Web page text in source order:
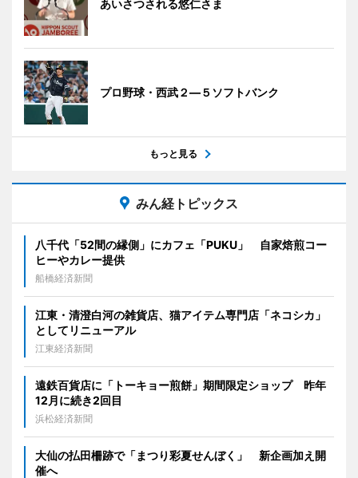
あいさつされる悠仁さま
プロ野球・西武２―５ソフトバンク
もっと見る
みん経トピックス
八千代「52間の縁側」にカフェ「PUKU」 自家焙煎コー
ヒーやカレー提供
船橋経済新聞
江東・清澄白河の雑貨店、猫アイテム専門店「ネコシカ」
としてリニューアル
江東経済新聞
遠鉄百貨店に「トーキョー煎餅」期間限定ショップ 昨年
12月に続き2回目
浜松経済新聞
大仙の払田柵跡で「まつり彩夏せんぼく」 新企画加え開
催へ